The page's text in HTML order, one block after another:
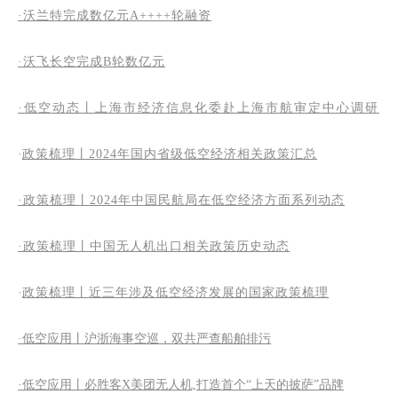
·沃兰特完成数亿元A++++轮融资
·沃飞长空完成B轮数亿元
·低空动态丨上海市经济信息化委赴上海市航审定中心调研
·政策梳理丨2024年国内省级低空经济相关政策汇总
·政策梳理丨2024年中国民航局在低空经济方面系列动态
· 政策梳理丨中国无人机出口相关政策历史动态
·政策梳理丨近三年涉及低空经济发展的国家政策梳理
·低空应用丨沪浙海事空巡，双共严查船舶排污
·低空应用丨必胜客X美团无人机,打造首个“上天的披萨”品牌